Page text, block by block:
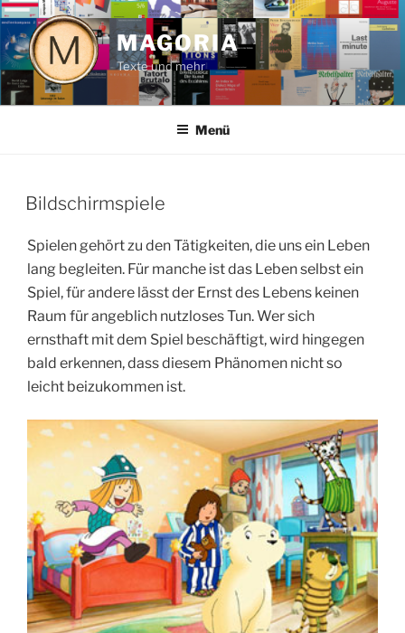
Zum
Inhalt
springen
MAGORIA
Texte und mehr
Menü
VERÖFFENTLICHT
AM
Bildschirmspiele
Spielen gehört zu den Tätigkeiten, die uns ein Leben
lang begleiten. Für manche ist das Leben selbst ein
Spiel, für andere lässt der Ernst des Lebens keinen
Raum für angeblich nutzloses Tun. Wer sich
ernsthaft mit dem Spiel beschäftigt, wird hingegen
bald erkennen, dass diesem Phänomen nicht so
leicht beizukommen ist.